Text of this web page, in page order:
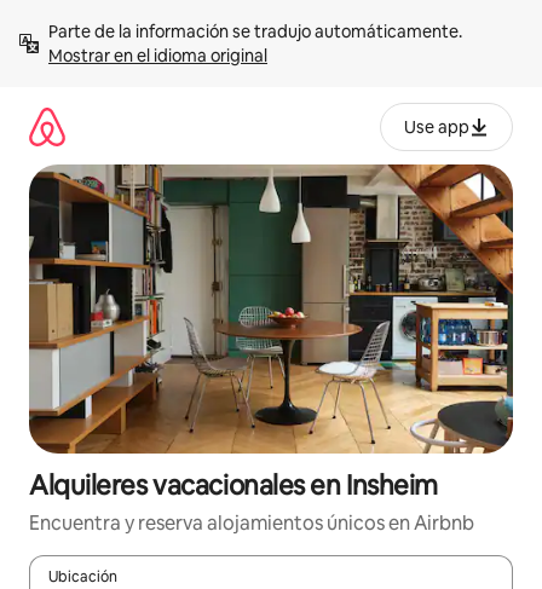
contenidoMostrar en el idioma original
Use app
Alquileres vacacionales en Insheim
Encuentra y reserva alojamientos únicos en Airbnb
Ubicación